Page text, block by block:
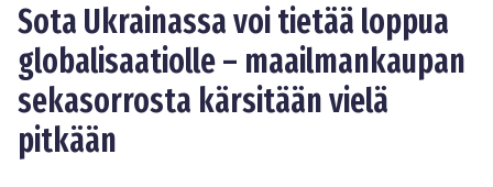
Sota Ukrainassa voi tietää loppua
globalisaatiolle – maailmankaupan
sekasorrosta kärsitään vielä
pitkään